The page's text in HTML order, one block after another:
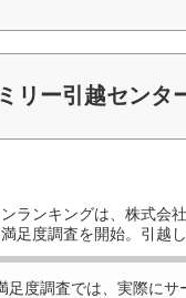
リー引越セン
ランキングは、株式会
足度調査を開始。引越
足度調査では、実際にサ